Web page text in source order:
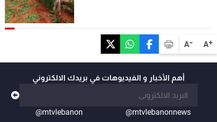
A+
A-
أهم الأخبار و الفيديوهات في بريدك الالكتروني
@mtvlebanonnews
@mtvlebanon